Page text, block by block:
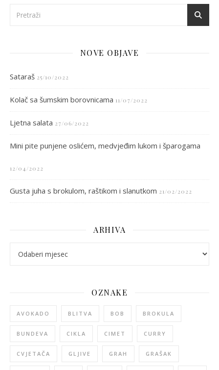
NOVE OBJAVE
Sataraš 25/10/2022
Kolač sa šumskim borovnicama 11/07/2022
Ljetna salata 27/06/2022
Mini pite punjene oslićem, medvjeđim lukom i šparogama
12/04/2022
Gusta juha s brokulom, raštikom i slanutkom 21/02/2022
ARHIVA
OZNAKE
AVOKADO BLITVA BOB BROKULA
BUNDEVA CIKLA CIMET CURRY
CVJETAČA GLJIVE GRAH GRAŠAK